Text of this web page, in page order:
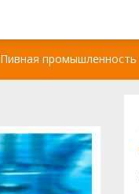
Пивная промышленность